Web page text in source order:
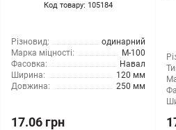
Код товару: 105184
Різновид:
одинарний
Марка міцності:
М-100
Фасовка:
Навал
Ширина:
120 мм
Довжина:
250 мм
17.06 грн